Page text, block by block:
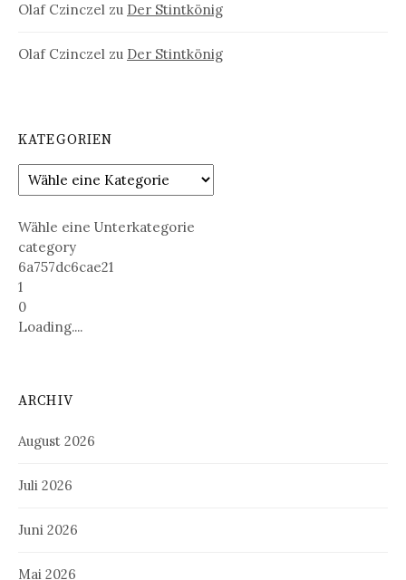
Olaf Czinczel zu Der Stintkönig
Olaf Czinczel zu Der Stintkönig
KATEGORIEN
Wähle eine Unterkategorie
category
6a757dc6cae21
1
0
Loading....
ARCHIV
August 2026
Juli 2026
Juni 2026
Mai 2026